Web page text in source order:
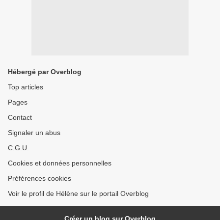
Hébergé par Overblog
Top articles
Pages
Contact
Signaler un abus
C.G.U.
Cookies et données personnelles
Préférences cookies
Voir le profil de Hélène sur le portail Overblog